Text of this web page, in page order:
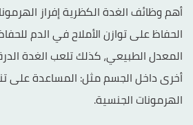
أهم وظائف الغدة الكظرية إفراز
الحفاظ على توازن الأملاح في الدم
المعدل الطبيعي، كذلك تلعب الغدة
أخرى داخل الجسم مثل: المساعدة على
الهرمونات الجنسية.